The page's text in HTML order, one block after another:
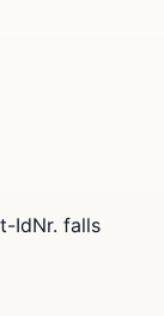
IdNr. falls